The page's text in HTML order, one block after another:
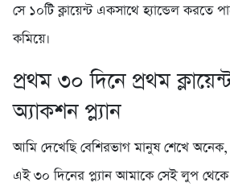
সে ১০টি ক্লায়েন্ট একসাথে হ্যান্ডেল করতে
কমিয়ে।
প্রথম ৩০ দিনে প্রথম
অ্যাকশন প্ল্যান
আমি দেখেছি বেশিরভাগ মানুষ শেখে অনেক,
এই ৩০ দিনের প্ল্যান আমাকে সেই লুপ